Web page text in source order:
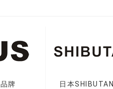
日本SHIBUTANI品牌